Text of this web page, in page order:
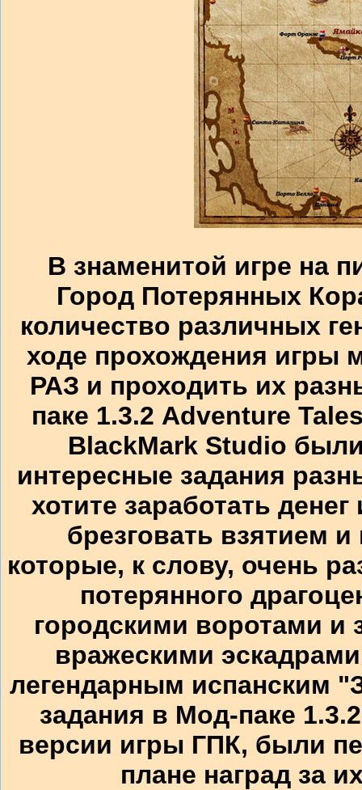
В знаменитой игре на
Город Потерянных
количество различных
ходе прохождения
РАЗ и проходить их
паке 1.3.2 Adventure
BlackMark Studio
интересные задания
хотите заработать
брезговать взятием
которые, к слову, очень
потерянного
городскими воротами
вражескими
легендарным испанским
задания в Мод-паке
версии игры ГПК, были
плане наград за